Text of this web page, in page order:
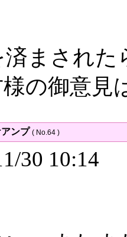
まされた
御意見
ンプ ( No.64 )
30 10:14